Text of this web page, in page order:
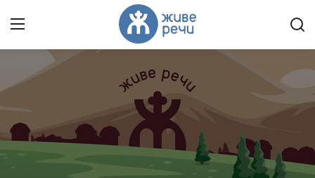
Пријави се Регистрација